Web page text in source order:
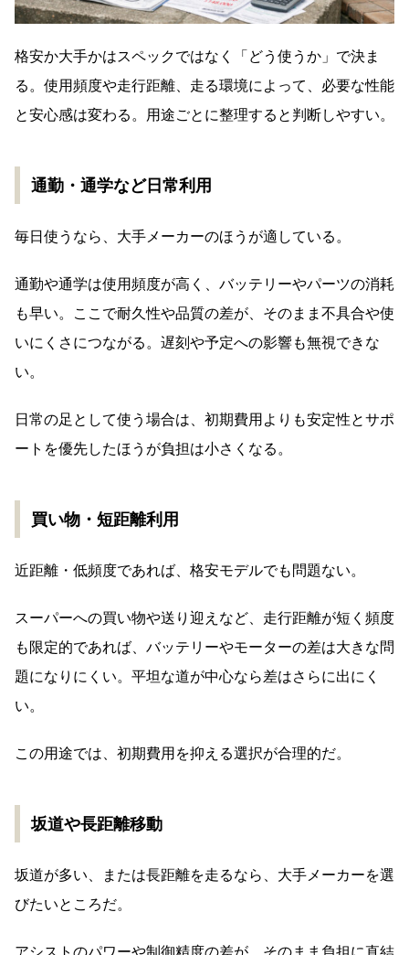
格安か大手かはスペックではなく「どう使うか」で決ま
る。使用頻度や走行距離、走る環境によって、必要な性能
と安心感は変わる。用途ごとに整理すると判断しやすい。
通勤・通学など日常利用
毎日使うなら、大手メーカーのほうが適している。
通勤や通学は使用頻度が高く、バッテリーやパーツの消耗
も早い。ここで耐久性や品質の差が、そのまま不具合や使
いにくさにつながる。遅刻や予定への影響も無視できな
い。
日常の足として使う場合は、初期費用よりも安定性とサポ
ートを優先したほうが負担は小さくなる。
買い物・短距離利用
近距離・低頻度であれば、格安モデルでも問題ない。
スーパーへの買い物や送り迎えなど、走行距離が短く頻度
も限定的であれば、バッテリーやモーターの差は大きな問
題になりにくい。平坦な道が中心なら差はさらに出にく
い。
この用途では、初期費用を抑える選択が合理的だ。
坂道や長距離移動
坂道が多い、または長距離を走るなら、大手メーカーを選
びたいところだ。